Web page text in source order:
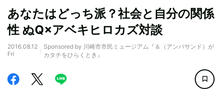
あなたはどっち派？社会と自分の関係
性 ぬQ×アベキヒロカズ対談
2016.08.12
Fri
Sponsored by 川崎市市民ミュージアム『＆（アンパサンド）が
カタチをひらくとき』